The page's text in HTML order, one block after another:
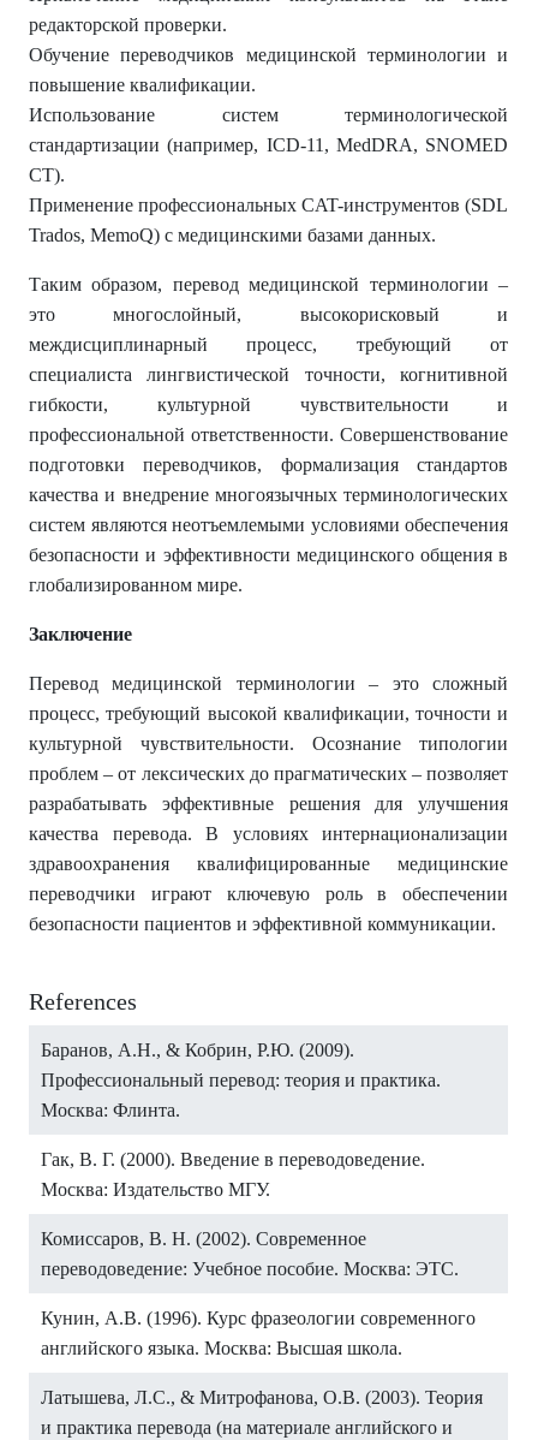
редакторской проверки.
Обучение переводчиков медицинской терминологии и
повышение квалификации.
Использование систем терминологической
стандартизации (например, ICD-11, MedDRA, SNOMED
CT).
Применение профессиональных CAT-инструментов (SDL
Trados, MemoQ) с медицинскими базами данных.
Таким образом, перевод медицинской терминологии –
это многослойный, высокорисковый и
междисциплинарный процесс, требующий от
специалиста лингвистической точности, когнитивной
гибкости, культурной чувствительности и
профессиональной ответственности. Совершенствование
подготовки переводчиков, формализация стандартов
качества и внедрение многоязычных терминологических
систем являются неотъемлемыми условиями обеспечения
безопасности и эффективности медицинского общения в
глобализированном мире.
Заключение
Перевод медицинской терминологии – это сложный
процесс, требующий высокой квалификации, точности и
культурной чувствительности. Осознание типологии
проблем – от лексических до прагматических – позволяет
разрабатывать эффективные решения для улучшения
качества перевода. В условиях интернационализации
здравоохранения квалифицированные медицинские
переводчики играют ключевую роль в обеспечении
безопасности пациентов и эффективной коммуникации.
References
Баранов, А.Н., & Кобрин, Р.Ю. (2009).
Профессиональный перевод: теория и практика.
Москва: Флинта.
Гак, В. Г. (2000). Введение в переводоведение.
Москва: Издательство МГУ.
Комиссаров, В. Н. (2002). Современное
переводоведение: Учебное пособие. Москва: ЭТС.
Кунин, А.В. (1996). Курс фразеологии современного
английского языка. Москва: Высшая школа.
Латышева, Л.С., & Митрофанова, О.В. (2003). Теория
и практика перевода (на материале английского и